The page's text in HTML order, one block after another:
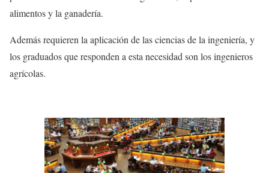
alimentos y la ganadería.
Además requieren la aplicación de las ciencias de la ingeniería, y
los graduados que responden a esta necesidad son los ingenieros
agrícolas.